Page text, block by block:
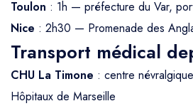
Toulon : 1h — préfecture du Var,
Nice : 2h30 — Promenade des
Transport médical
CHU La Timone : centre
Hôpitaux de Marseille